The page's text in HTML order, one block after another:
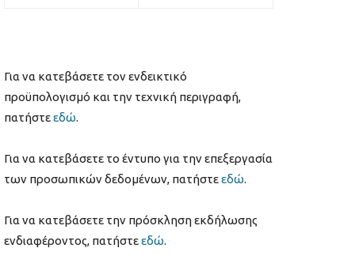
Για να κατεβάσετε τον ενδεικτικό
προϋπολογισμό και την τεχνική περιγραφή,
πατήστεεδώ.
Για να κατεβάσετε το έντυπο για την επεξεργασία
των προσωπικών δεδομένων, πατήστεεδώ.
Για να κατεβάσετε την πρόσκληση εκδήλωσης
ενδιαφέροντος, πατήστεεδώ.